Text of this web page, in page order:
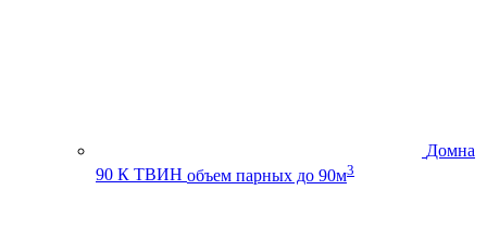
Домна
90 К ТВИН объем парных до 90м3